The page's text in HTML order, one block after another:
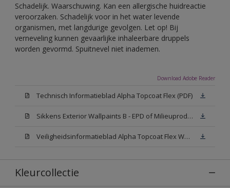
Schadelijk. Waarschuwing. Kan een allergische huidreactie
veroorzaken. Schadelijk voor in het water levende
organismen, met langdurige gevolgen. Let op! Bij
verneveling kunnen gevaarlijke inhaleerbare druppels
worden gevormd. Spuitnevel niet inademen.
Download Adobe Reader
Technisch Informatieblad Alpha Topcoat Flex (PDF)
Sikkens Exterior Wallpaints B - EPD of Milieuproductverklaring
Veiligheidsinformatieblad Alpha Topcoat Flex White W05 (MSDS)
Kleurcollectie